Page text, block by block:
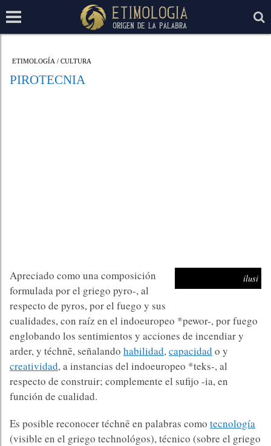
ETIMOLOGÍA / CULTURA
PIROTECNIA
ilusi
Apreciado como una composición
formulada por el griego pyro-, al
respecto de pyros, por el fuego y sus
cualidades, con raíz en el indoeuropeo *pewor-, por fuego
englobando los sentimientos y acciones de incendiar y
arder, y téchnē, señalando habilidad,capacidad o y
creatividad, a instancias del indoeuropeo *teks-, al
respecto de construir; complemente el sufijo -ia, en
función de cualidad.
Es posible reconocer téchnē en palabras como tecnología
(visible en el griego technológos), técnico (sobre el griego